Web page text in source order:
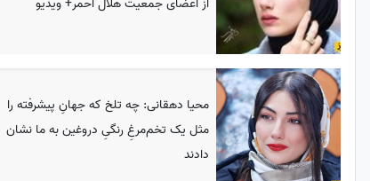
محیا دهقانی: چه تلخ که جهانِ پیشرفته را
مثل یک تخم‌مرغِ رنگیِ دروغین به ما نشان
دادند